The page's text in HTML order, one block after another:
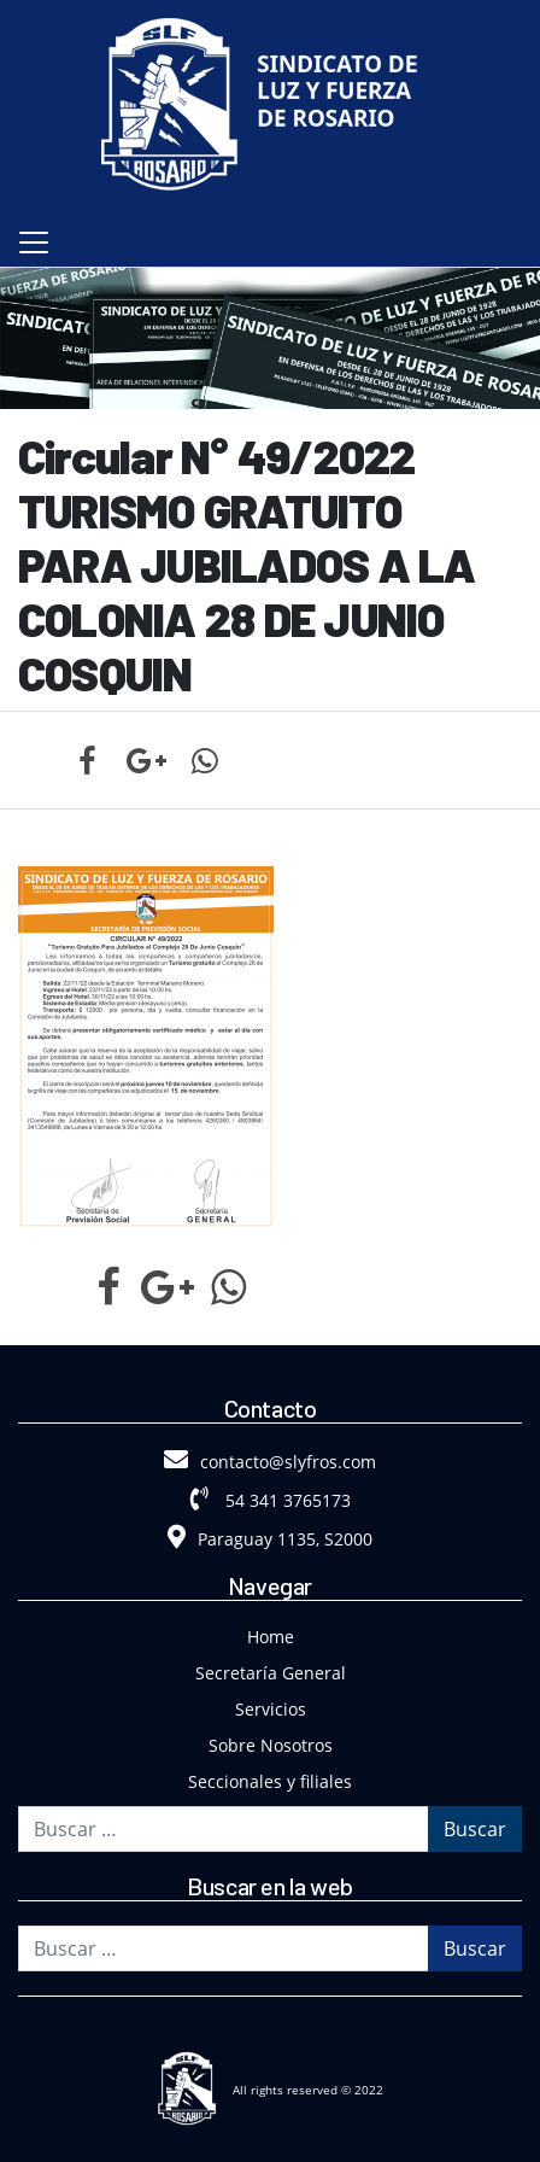
Circular N° 49/2022
TURISMO GRATUITO
PARA JUBILADOS A LA
COLONIA 28 DE JUNIO
COSQUIN
Contacto
contacto@slyfros.com
54 341 3765173
Paraguay 1135, S2000
Navegar
Home
Secretaría General
Servicios
Sobre Nosotros
Seccionales y filiales
Buscar en la web
All rights reserved © 2022